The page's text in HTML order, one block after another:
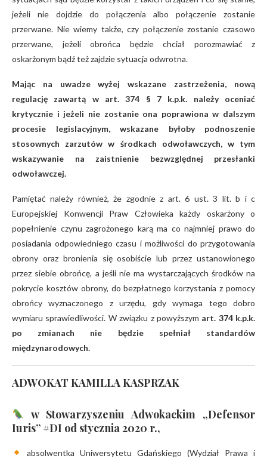
jeżeli nie dojdzie do połączenia albo połączenie zostanie
przerwane. Nie wiemy także, czy połączenie zostanie czasowo
przerwane, jeżeli obrońca będzie chciał porozmawiać z
oskarżonym bądź też zajdzie sytuacja odwrotna.
Mając na uwadze wyżej wskazane zastrzeżenia, nową
regulację zawartą w art. 374 § 7 k.p.k. należy oceniać
krytycznie i jeżeli nie zostanie ona poprawiona w dalszym
procesie legislacyjnym, wskazane byłoby podnoszenie
stosownych zarzutów w środkach odwoławczych, w tym
wskazywanie na zaistnienie bezwzględnej przesłanki
odwoławczej.
Pamiętać należy również, że zgodnie z art. 6 ust. 3 lit. b i c
Europejskiej Konwencji Praw Człowieka każdy oskarżony o
popełnienie czynu zagrożonego karą ma co najmniej prawo do
posiadania odpowiedniego czasu i możliwości do przygotowania
obrony oraz bronienia się osobiście lub przez ustanowionego
przez siebie obrońcę, a jeśli nie ma wystarczających środków na
pokrycie kosztów obrony, do bezpłatnego korzystania z pomocy
obrońcy wyznaczonego z urzędu, gdy wymaga tego dobro
wymiaru sprawiedliwości. W związku z powyższym art. 374 k.p.k.
po zmianach nie będzie spełniał standardów
międzynarodowych.
ADWOKAT KAMILLA KASPRZAK
w Stowarzyszeniu Adwokackim „Defensor
Iuris” #DI od stycznia 2020 r.,
absolwentka Uniwersytetu Gdańskiego (Wydział Prawa i